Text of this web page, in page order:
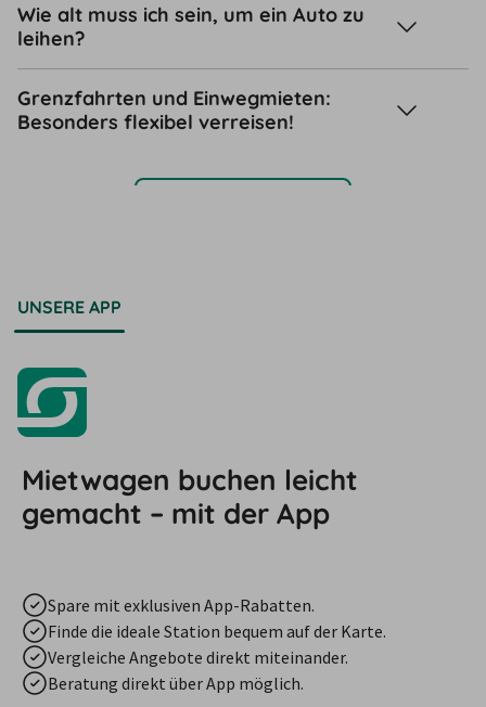
Wie alt muss ich sein, um ein Auto zu
leihen?
Grenzfahrten und Einwegmieten:
Besonders flexibel verreisen!
UNSERE APP
Mietwagen buchen leicht
gemacht – mit der App
Spare mit exklusiven App-Rabatten.
Finde die ideale Station bequem auf der Karte.
Vergleiche Angebote direkt miteinander.
Beratung direkt über App möglich.